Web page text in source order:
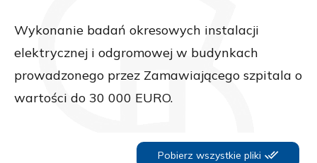
Wykonanie badań okresowych instalacji
elektrycznej i odgromowej w budynkach
prowadzonego przez Zamawiającego szpitala o
wartości do 30 000 EURO.
Pobierz wszystkie pliki